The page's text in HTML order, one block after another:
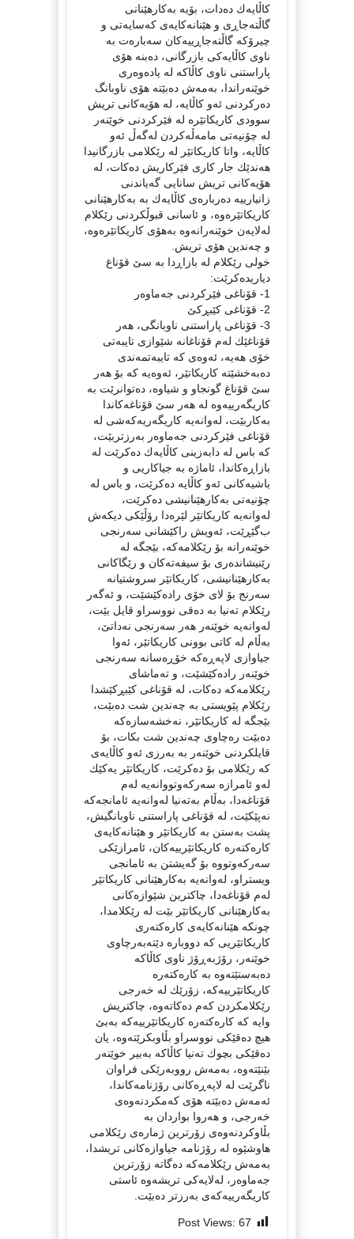
كاڵایه‌ك ده‌دات، بۆیه‌ به‌كارهێنانی
گاڵته‌جاڕی و هێنانه‌كایه‌ی كه‌سایه‌تی و
چیرۆكه‌‌ گاڵته‌جاڕییه‌كان سه‌باره‌ت به‌
ناوی كاڵایه‌كی بازرگانی، ده‌بنه‌ هۆی
پاراستنی ناوی كاڵاكه‌ له‌ یاده‌وه‌ری
خوێنه‌راندا، به‌مه‌ش ده‌بێته‌ هۆی ناوبانگ
ده‌ركردنی ئه‌و كاڵایه‌، له‌ هۆیه‌كانی تریش
سوودی كاریكاتێره‌ له‌ فێركردنی خوێنه‌ر
له‌ چۆنیه‌تی مامه‌ڵه‌كردن له‌گه‌ڵ ئه‌و
كاڵایه‌، واتا كاریكاتێر له‌ رێكلامی بازرگانیدا
هه‌ندێك جار كاری فێركاریش ده‌كات، له‌
هۆیه‌كانی تریش سانایی گه‌یاندنی
زانیارییه‌ ده‌رباره‌ی كاڵایه‌ك به‌ به‌كارهێنانی
كاریكاتێره‌وه‌، و ئاسانی قبوڵكردنی رێكلام
له‌لایه‌ن خوێنه‌رانه‌وه‌ به‌هۆی كاریكاتێره‌وه‌،
و چه‌ندین هۆی تریش.
خولی رێكلام له‌ بازاڕدا به‌ سێ قۆناغ
دیاریده‌كرێت:
1- قۆناغی فێركردنی جه‌ماوه‌ر
2- قۆناغی كێبڕكێ
3- قۆناغی پاراستنی ناوبانگی، هه‌ر
قۆناغێك له‌م قۆناغانه‌ شێوازی تایبه‌تی
خۆی هه‌یه‌، ئه‌وه‌ی كه‌ تایبه‌تمه‌ندی
ده‌به‌خشێته‌ كاریكاتێر، ئه‌وه‌یه‌ كه‌ بۆ هه‌ر
سێ قۆناغ گونجاو و شیاوه‌، ده‌توانرێت به‌
كاریگه‌رییه‌وه‌ له‌ هه‌ر سێ قۆناغه‌كاندا
به‌كاربێت، له‌وانه‌یه‌ كاریگه‌ریه‌كه‌شی له‌
قۆناغی فێركردنی جه‌ماوه‌ر به‌رزتربێت،
كه‌ باس له‌ دابه‌زینی كاڵایه‌ك ده‌كرێت له‌
بازاڕه‌كاندا، ئاماژه‌ به‌ جیاكاریی و
باشیه‌كانی ئه‌و كاڵایه‌ ده‌كرێت، و باس له‌
چۆنیه‌تی به‌كارهێنانیشی ده‌كرێت،
له‌وانه‌یه‌ كاریكاتێر لێره‌دا رۆڵێكی دیكه‌ش
ب‌گێڕێت، ئه‌ویش راكێشانی سه‌رنجی
خوێنه‌رانه‌ بۆ رێكلامه‌كه‌، بێجگه‌ له‌
رێنیشانده‌ری بۆ سیفه‌ته‌كان و رێگاكانی
به‌كارهێنانیشی، كاریكاتێر سروشتیانه‌
سه‌رنج بۆ لای خۆی راده‌كێشێت، و ئه‌گه‌ر
رێكلام ته‌نیا به‌ ده‌قی نووسراو قایل بێت،
له‌وانه‌یه‌ خوێنه‌ر هه‌ر سه‌رنجی نه‌داتێ،
به‌ڵام له‌ كاتی بوونی كاریكاتێر، ئه‌وا
جیاوازی لاپه‌ڕه‌كه‌ خۆڕه‌سانه‌ سه‌رنجی
خوێنه‌ر راده‌كێشێت، و ته‌ماشای
رێكلامه‌كه‌ ده‌كات، له‌ قۆناغی كێبڕكێشدا
رێكلام پێویستی به‌ چه‌ندین شت ده‌بێت،
بێجگه‌ له‌ كاریكاتێر، نه‌خشه‌سازه‌كه‌
ده‌بێت ره‌چاوی چه‌ندین شت بكات، بۆ
قایلكردنی خوێنه‌ر به‌ به‌رزی ئه‌و كاڵایه‌ی
كه‌ رێكلامی بۆ ده‌كرێت، كاریكاتێر یه‌كێك
له‌و ئامرازه‌ سه‌ركه‌وتووانه‌یه‌ له‌م
قۆناغه‌دا، به‌ڵام به‌ته‌نیا له‌وانه‌یه‌ ئامانجه‌كه‌
نه‌پێكێت، له‌ قۆناغی پاراستنی ناوبانگیش،
پشت به‌ستن به‌ كاریكاتێر و هێنانه‌كایه‌ی
كاره‌كته‌ره‌ كاریكاتێرییه‌كان، ئامرازێكی
سه‌ركه‌وتووه‌ بۆ گه‌یشتن به‌ ئامانجی
ویستراو، له‌وانه‌یه‌ به‌كارهێنانی كاریكاتێر
له‌م قۆناغه‌دا، چاكترین شێوازه‌كانی
به‌كارهێنانی كاریكاتێر بێت‌ له‌ رێكلامدا،
چونكه‌ هێنانه‌كایه‌ی كاره‌كته‌ری
كاریكاتێریی كه‌ دووباره‌ دێته‌به‌رچاوی
خوێنه‌ر، رۆژبه‌ڕۆژ ناوی كاڵاكه‌
ده‌به‌ستێته‌وه‌ به‌ كاره‌كته‌ره‌
كاریكاتێرییه‌كه‌، زۆرێك له‌ خه‌رجی
رێكلامكردن كه‌م ده‌كاته‌وه‌، چاكتریش
وایه‌ كه‌ كاره‌كته‌ره‌ كاریكاتێرییه‌كه‌ به‌بێ
هیچ ده‌قێكی نووسراو بڵاوبكرێته‌وه‌، یان
ده‌قێكی بچوك ته‌نیا كاڵاكه‌ به‌بیر خوێنه‌ر
بێنێته‌وه‌، به‌مه‌ش رووبه‌رێكی فراوان
ناگرێت له‌ لاپه‌ڕه‌كانی رۆژنامه‌كاندا،
ئه‌مه‌ش ده‌بێته‌ هۆی كه‌مكردنه‌وه‌ی
خه‌رجی، و هه‌روا بواردان به‌
بڵاوكردنه‌وه‌ی زۆرترین ژماره‌ی رێكلامی‌
هاوشێوه‌ له‌ رۆژنامه‌ جیاوازه‌كانی تریشدا،
به‌مه‌ش رێكلامه‌كه‌ ده‌گاته‌ زۆرترین
جه‌ماوه‌ر، له‌لایه‌كی تریشه‌وه‌ ئاستی
كاریگه‌رییه‌كه‌ی به‌رزتر ده‌بێت.
Post Views: 67